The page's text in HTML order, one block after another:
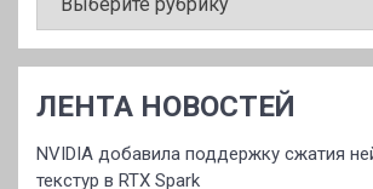
ЛЕНТА НОВОСТЕЙ
NVIDIA добавила поддержку сжатия
текстур в RTX Spark